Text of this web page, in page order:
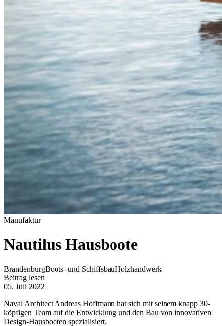
Manufaktur
Nautilus Hausboote
BrandenburgBoots- und SchiffsbauHolzhandwerk
Beitrag lesen
05. Juli 2022
Naval Architect Andreas Hoffmann hat sich mit seinem knapp 30-
köpfigen Team auf die Entwicklung und den Bau von innovativen
Design-Hausbooten spezialisiert.